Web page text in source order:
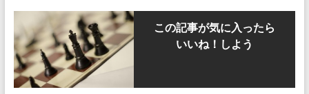
この記事が気に入ったら
いいね！しよう